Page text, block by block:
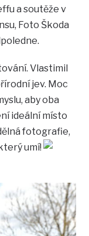
a soutěže v
Foto Škoda
Vlastimil
jev. Moc
aby oba
ideální místo
fotografie,
umí!